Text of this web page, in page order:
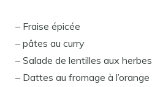
– Fraise épicée
– pâtes au curry
– Salade de lentilles aux
– Dattes au fromage à l’orange